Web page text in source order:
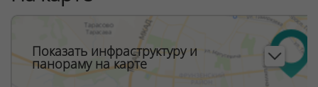
Показать инфраструктуру и
панораму на карте